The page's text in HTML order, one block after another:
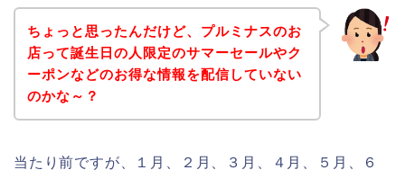
ちょっと思ったんだけど、プルミナスのお
店って誕生日の人限定のサマーセールやク
ーポンなどのお得な情報を配信していない
のかな～？
当たり前ですが、１月、２月、３月、４月、５月、６